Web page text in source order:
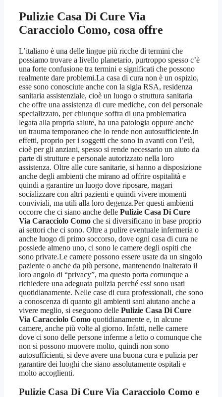
Pulizie Casa Di Cure Via
Caracciolo Como, cosa offre
L’italiano è una delle lingue più ricche di termini che
possiamo trovare a livello planetario, purtroppo spesso c’è
una forte confusione tra termini e significati che possono
realmente dare problemi.La casa di cura non è un ospizio,
esse sono conosciute anche con la sigla RSA, residenza
sanitaria assistenziale, cioè un luogo o struttura sanitaria
che offre una assistenza di cure mediche, con del personale
specializzato, per chiunque soffra di una problematica
legata alla propria salute, ha una patologia oppure anche
un trauma temporaneo che lo rende non autosufficiente.In
effetti, proprio per i soggetti che sono in avanti con l’età,
cioè per gli anziani, spesso si rende necessario un aiuto da
parte di strutture e personale autorizzato nella loro
assistenza. Oltre alle cure sanitarie, si hanno a disposizione
anche degli ambienti che mirano ad offrire ospitalità e
quindi a garantire un luogo dove riposare, magari
socializzare con altri pazienti e quindi vivere momenti
conviviali, ma utili alla loro degenza.Per questi ambienti
occorre che ci siano anche delle Pulizie Casa Di Cure
Via Caracciolo Como che si diversificano in base proprio
ai settori che ci sono. Oltre a pulire eventuale infermeria o
anche luogo di primo soccorso, dove ogni casa di cura ne
possiede almeno uno, ci sono le camere degli ospiti che
sono private.Le camere possono essere usate da un singolo
paziente o anche da più persone, mantenendo inalterato il
loro angolo di “privacy”, ma questo porta comunque a
richiedere una adeguata pulizia perché essi sono usati
quotidianamente. Nelle case di cura professionali, che sono
a conoscenza di quanto gli ambienti sani aiutano anche a
vivere meglio, si eseguono delle Pulizie Casa Di Cure
Via Caracciolo Como quotidianamente e, in alcune
camere, anche più volte al giorno. Infatti, nelle camere
dove ci sono delle persone inferme a letto o comunque che
non si possono muovere molto, quindi non sono
autosufficienti, si deve avere una buona cura e pulizia per
garantire dei luoghi che siano assolutamente ospitali e
molto accoglienti.
Pulizie Casa Di Cure Via Caracciolo Como e